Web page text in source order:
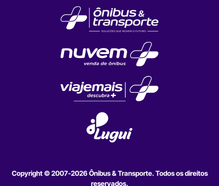
Copyright © 2007-2026 Ônibus & Transporte. Todos os direitos
reservados.